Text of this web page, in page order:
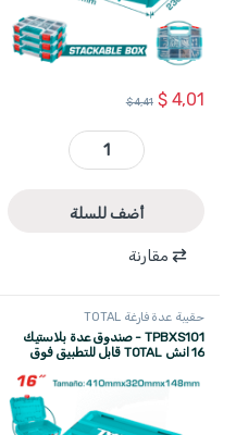
$4,01
$4,41
TPBX1121 - صندوق براغي بلاستيك 12 انش TOTAL quantity
أضف للسلة
مقارنة
حقيبة عدة فارغة TOTAL
TPBXS101 - صندوق عدة بلاستيك
16 انش TOTAL قابل للتطبيق فوق